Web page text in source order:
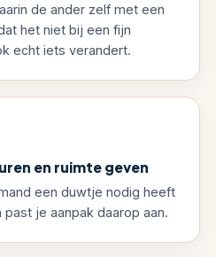
de ander zelf met een
het niet bij een fijn
echt iets verandert.
en ruimte geven
een duwtje nodig heeft
je aanpak daarop aan.